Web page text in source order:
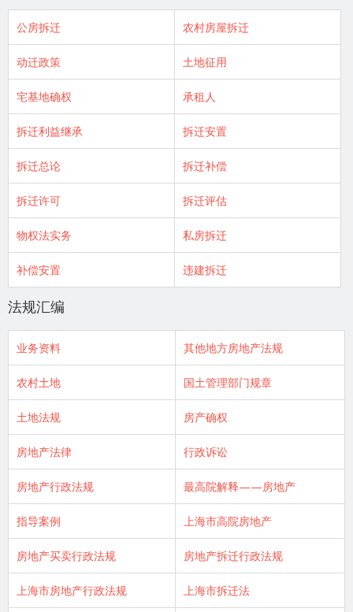
公房拆迁 农村房屋拆迁
动迁政策 土地征用
宅基地确权 承租人
拆迁利益继承 拆迁安置
拆迁总论 拆迁补偿
拆迁许可 拆迁评估
物权法实务 私房拆迁
补偿安置 违建拆迁
法规汇编
业务资料 其他地方房地产法规
农村土地 国土管理部门规章
土地法规 房产确权
房地产法律 行政诉讼
房地产行政法规 最高院解释——房地产
指导案例 上海市高院房地产
房地产买卖行政法规 房地产拆迁行政法规
上海市房地产行政法规 上海市拆迁法